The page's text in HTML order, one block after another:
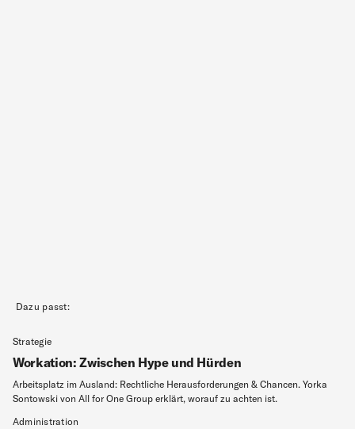
Dazu passt:
Strategie
Workation: Zwischen Hype und Hürden
Arbeitsplatz im Ausland: Rechtliche Herausforderungen & Chancen. Yorka
Sontowski von All for One Group erklärt, worauf zu achten ist.
Administration